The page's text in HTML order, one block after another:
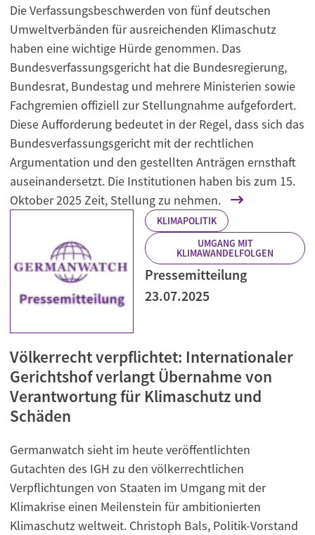
Die Verfassungsbeschwerden von fünf deutschen
Umweltverbänden für ausreichenden Klimaschutz
haben eine wichtige Hürde genommen. Das
Bundesverfassungsgericht hat die Bundesregierung,
Bundesrat, Bundestag und mehrere Ministerien sowie
Fachgremien offiziell zur Stellungnahme aufgefordert.
Diese Aufforderung bedeutet in der Regel, dass sich das
Bundesverfassungsgericht mit der rechtlichen
Argumentation und den gestellten Anträgen ernsthaft
auseinandersetzt. Die Institutionen haben bis zum 15.
Oktober 2025 Zeit, Stellung zu nehmen.
KLIMAPOLITIK
UMGANG MIT
KLIMAWANDELFOLGEN
Pressemitteilung
23.07.2025
Völkerrecht verpflichtet: Internationaler
Gerichtshof verlangt Übernahme von
Verantwortung für Klimaschutz und
Schäden
Germanwatch sieht im heute veröffentlichten
Gutachten des IGH zu den völkerrechtlichen
Verpflichtungen von Staaten im Umgang mit der
Klimakrise einen Meilenstein für ambitionierten
Klimaschutz weltweit. Christoph Bals, Politik-Vorstand